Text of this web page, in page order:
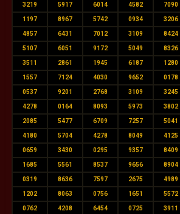
3219 5917 6014 4582 7090
1197 8967 5742 0934 3206
4857 6431 7012 3109 8424
5107 6051 9172 5049 8326
3511 2861 1945 6187 1280
1557 7124 4030 9652 0178
0537 9201 2768 3109 3245
4278 0164 8093 5973 3802
2085 5477 6709 7257 5041
4180 5704 4278 8049 4125
0659 3430 0295 9357 8409
1685 5561 8537 9656 8904
0319 8636 7597 2675 4989
1202 8063 0756 1651 5572
0762 4208 6454 0725 3911